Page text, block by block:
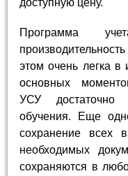
Программа
этом очень легка в
основных
УСУ достаточно
обучения. Еще
сохранение всех
необходимых
сохраняются в